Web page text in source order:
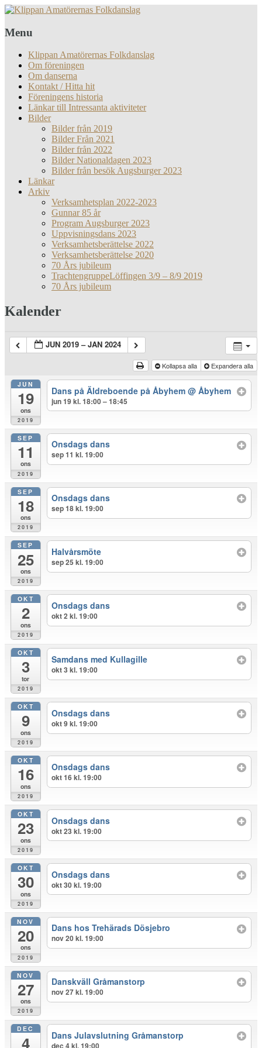
Menu
Klippan Amatörernas Folkdanslag
Om föreningen
Om danserna
Kontakt / Hitta hit
Föreningens historia
Länkar till Intressanta aktiviteter
Bilder
Bilder från 2019
Bilder Från 2021
Bilder från 2022
Bilder Nationaldagen 2023
Bilder från besök Augsburger 2023
Länkar
Arkiv
Verksamhetsplan 2022-2023
Gunnar 85 år
Program Augsburger 2023
Uppvisningsdans 2023
Verksamhetsberättelse 2022
Verksamhetsberättelse 2020
70 Års jubileum
TrachtengruppeLöffingen 3/9 – 8/9 2019
70 Års jubileum
Kalender
JUN 2019 – JAN 2024
Kollapsa alla Expandera alla
JUN
19
ons
2019
Dans på Äldreboende på Åbyhem@ Åbyhem
jun 19 kl. 18:00 – 18:45
SEP
11
ons
2019
Onsdags dans
sep 11 kl. 19:00
SEP
18
ons
2019
Onsdags dans
sep 18 kl. 19:00
SEP
25
ons
2019
Halvårsmöte
sep 25 kl. 19:00
OKT
2
ons
2019
Onsdags dans
okt 2 kl. 19:00
OKT
3
tor
2019
Samdans med Kullagille
okt 3 kl. 19:00
OKT
9
ons
2019
Onsdags dans
okt 9 kl. 19:00
OKT
16
ons
2019
Onsdags dans
okt 16 kl. 19:00
OKT
23
ons
2019
Onsdags dans
okt 23 kl. 19:00
OKT
30
ons
2019
Onsdags dans
okt 30 kl. 19:00
NOV
20
ons
2019
Dans hos Trehärads Dösjebro
nov 20 kl. 19:00
NOV
27
ons
2019
Danskväll Gråmanstorp
nov 27 kl. 19:00
DEC
4 Dans Julavslutning Gråmanstorp
dec 4 kl. 19:00